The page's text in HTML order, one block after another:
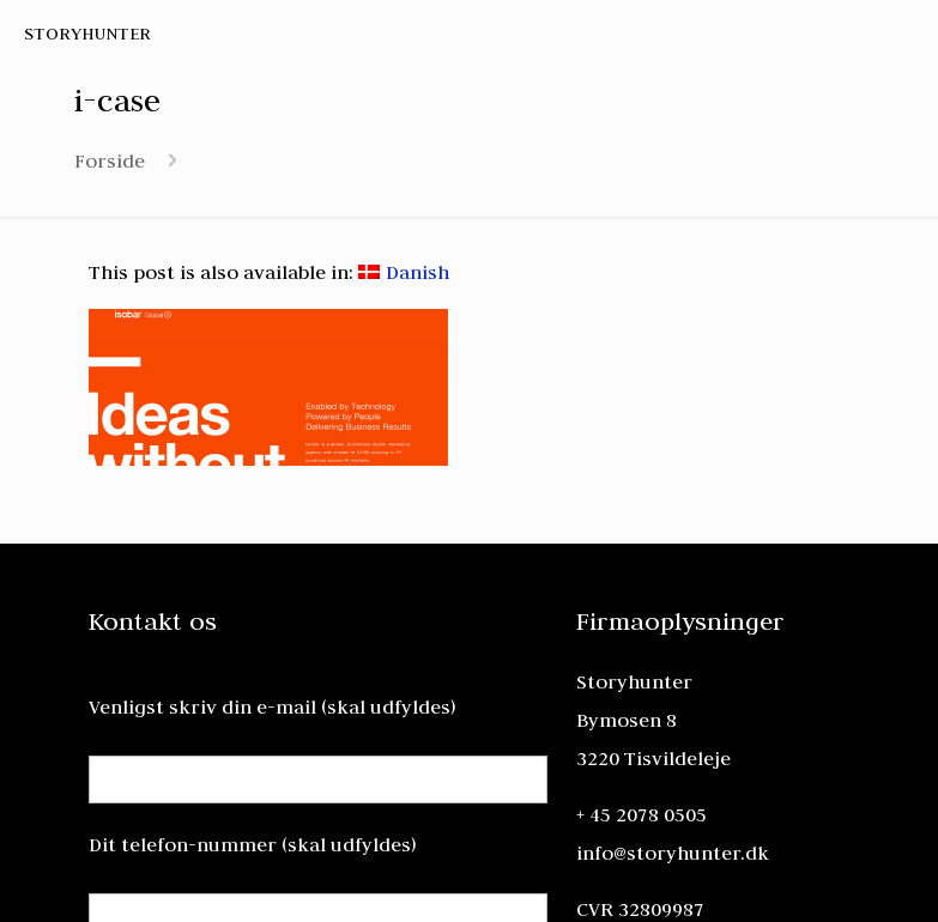
STORYHUNTER
i-case
Forside
This post is also available in: Danish
Kontakt os
Venligst skriv din e-mail (skal udfyldes)
Dit telefon-nummer (skal udfyldes)
Firmaoplysninger
Storyhunter
Bymosen 8
3220 Tisvildeleje
+ 45 2078 0505
info@storyhunter.dk
CVR 32809987